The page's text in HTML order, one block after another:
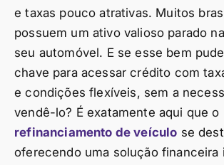
e taxas pouco atrativas. Muitos
possuem um ativo valioso parado
seu automóvel. E se esse bem
chave para acessar crédito com
e condições flexíveis, sem a
vendê-lo? É exatamente aqui que o
refinanciamento de veículo se
oferecendo uma solução financeira